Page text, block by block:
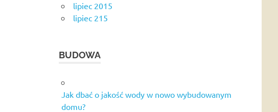
lipiec 2015
lipiec 215
BUDOWA
Jak dbać o jakość wody w nowo wybudowanym
domu?